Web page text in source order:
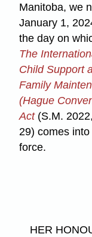
Manitoba, we
January 1,
the day on
The
Child Support
Family
(Hague
Act(S.M.
29) comes into
force.
HER